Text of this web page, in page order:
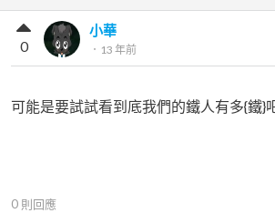
小華
． 13 年前
0
可能是要試試看到底我們的鐵人有多{鐵}吧
0 則回應